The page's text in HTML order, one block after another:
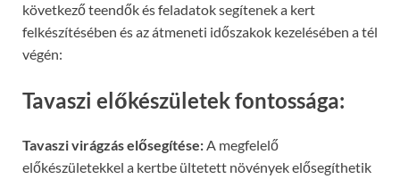
következő teendők és feladatok segítenek a kert
felkészítésében és az átmeneti időszakok kezelésében a tél
végén:
Tavaszi előkészületek fontossága:
Tavaszi virágzás elősegítése:A megfelelő
előkészületekkel a kertbe ültetett növények elősegíthetik